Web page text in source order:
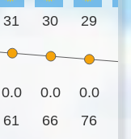
31 30 29
0.0 0.0 0.0
61 66 76